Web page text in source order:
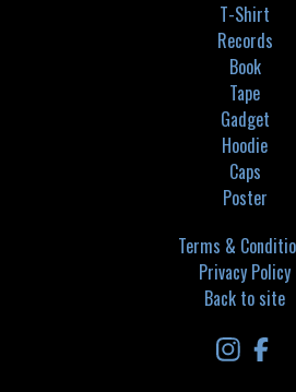
T-Shirt
Records
Book
Tape
Gadget
Hoodie
Caps
Poster
Terms &
Privacy Policy
Back to site